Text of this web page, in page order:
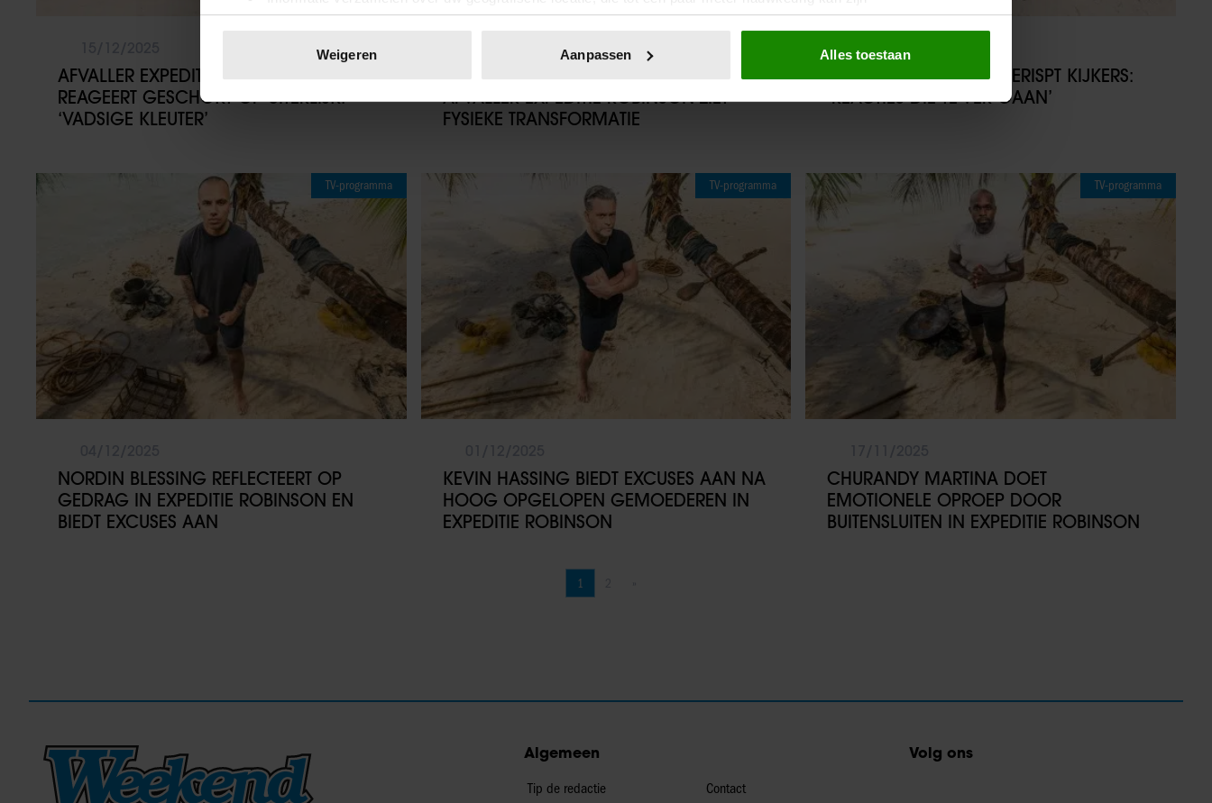
Uw apparaat identificeren door het actief te scannen op specifieke eigenschappen (fingerprinting)
toestemming op elk moment wijzigen of intrekken in de Cookieverklaring.
We gebruiken cookies om content en advertenties te personaliseren, om functies voor social media te bieden en om ons
verstrekt of die ze hebben verzameld op basis van uw gebruik van hun services. U gaat akkoord met onze cookies als u
onze website blijft gebruiken.
Weigeren Aanpassen Alles toestaan
AFVALLER EXPEDITIE ROBINSON
REAGEERT GESCHOKT OP UITERLIJK:
‘VADSIGE KLEUTER’
AFVALLER EXPEDITIE ROBINSON ZIET
FYSIEKE TRANSFORMATIE
08/12/2025
EXPEDITIE ROBINSON BERISPT KIJKERS:
‘REACTIES DIE TE VER GAAN’
TV-programma
NORDIN BLESSING REFLECTEERT OP
GEDRAG IN EXPEDITIE ROBINSON EN
BIEDT EXCUSES AAN
TV-programma
KEVIN HASSING BIEDT EXCUSES AAN NA
HOOG OPGELOPEN GEMOEDEREN IN
EXPEDITIE ROBINSON
TV-programma
CHURANDY MARTINA DOET
EMOTIONELE OPROEP DOOR
BUITENSLUITEN IN EXPEDITIE ROBINSON
Pagina
1
Algemeen
Tip de redactie Contact
Volg ons